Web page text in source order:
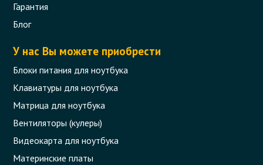
Гарантия
Блог
У нас Вы можете приобрести
Блоки питания для ноутбука
Клавиатуры для ноутбука
Матрица для ноутбука
Вентиляторы (кулеры)
Видеокарта для ноутбука
Материнские платы